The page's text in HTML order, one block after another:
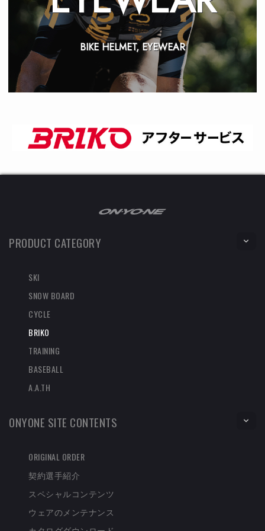
BIKE HELMET, EYEWEAR
PRODUCT CATEGORY
SKI
SNOW BOARD
CYCLE
BRIKO
TRAINING
BASEBALL
A.A.TH
ONYONE SITE CONTENTS
ORIGINAL ORDER
契約選手紹介
スペシャルコンテンツ
ウェアのメンテナンス